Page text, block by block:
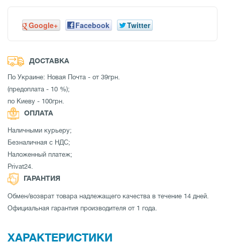
Google+ Facebook Twitter
ДОСТАВКА
По Украине: Новая Почта - от 39грн.
(предоплата - 10 %);
по Киеву - 100грн.
ОПЛАТА
Наличными курьеру;
Безналичная с НДС;
Наложенный платеж;
Privat24.
ГАРАНТИЯ
Обмен/возврат товара надлежащего качества в течение 14 дней.
Официальная гарантия производителя от 1 года.
ХАРАКТЕРИСТИКИ